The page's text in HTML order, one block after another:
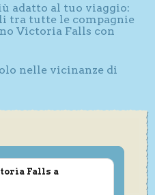
adatto al tuo viaggio:
tra tutte le compagnie
Victoria Falls con
nelle vicinanze di
Falls a